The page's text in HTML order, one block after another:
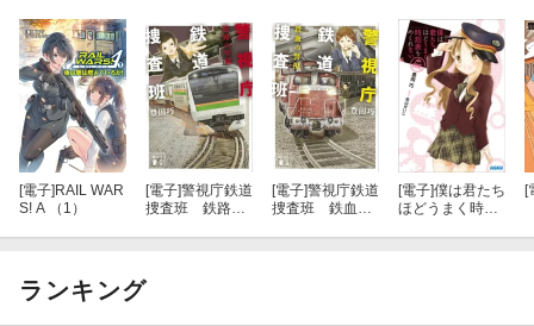
[電子] RAIL WAR
S! A （1）
[電子]警視庁鉄道
捜査班 鉄路の
[電子]警視庁鉄道
捜査班 鉄血の
[電子]僕は君たち
ほどうまく時刻
[
ランキング